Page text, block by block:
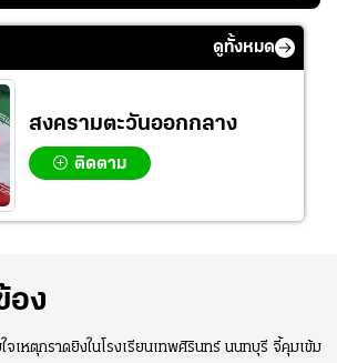
ด
ปอร์"
ใจหาย น้อยกว่านัดที่
แล้วเจอมาเลเซียตั้ง
ดูทั้งหมด
สงครามตะวันออกกลาง
ติดตาม
อง
จเหตุกราดยิงในโรงเรียนเทพศิรินทร์ นนทบุรี จี้คุมเข้ม